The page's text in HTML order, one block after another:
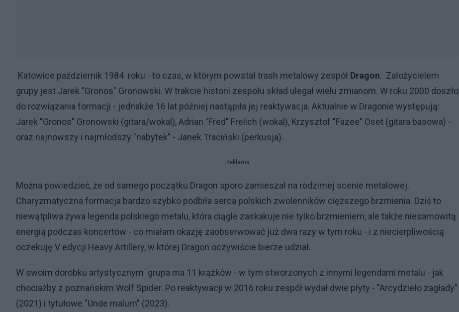
Katowice październik 1984 roku - to czas, w którym powstał trash metalowy zespół Dragon. Założycielem
grupy jest Jarek "Gronos" Gronowski. W trakcie historii zespołu skład ulegał wielu zmianom. W roku 2000 doszło
do rozwiązania formacji - jednakże 16 lat później nastąpiła jej reaktywacja. Aktualnie w Dragonie występują:
Jarek "Gronos" Gronowski (gitara/wokal), Adrian "Fred" Frelich (wokal), Krzysztof "Fazee" Oset (gitara basowa) -
oraz najnowszy i najmłodszy "nabytek" - Janek Traciński (perkusja).
Reklama
Można powiedzieć, że od samego początku Dragon sporo zamieszał na rodzimej scenie metalowej.
Charyzmatyczna formacja bardzo szybko podbiła serca polskich zwolenników cięższego brzmienia. Dziś to
niewątpliwa żywa legenda polskiego metalu, która ciągle zaskakuje nie tylko brzmieniem, ale także niesamowitą
energią podczas koncertów - co miałam okazję zaobserwować już dwa razy w tym roku - i z niecierpliwością
oczekuję V edycji Heavy Artillery, w której Dragon oczywiście bierze udział.
W swoim dorobku artystycznym grupa ma 11 krążków - w tym stworzonych z innymi legendami metalu - jak
chociażby z poznańskim Wolf Spider. Po reaktywacji w 2016 roku zespół wydał dwie płyty - "Arcydzieło zagłady"
(2021) i tytułowe "Unde malum" (2023).